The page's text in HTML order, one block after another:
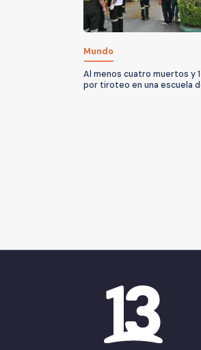
Mundo
Al menos cuatro muertos y
por tiroteo en una escuela